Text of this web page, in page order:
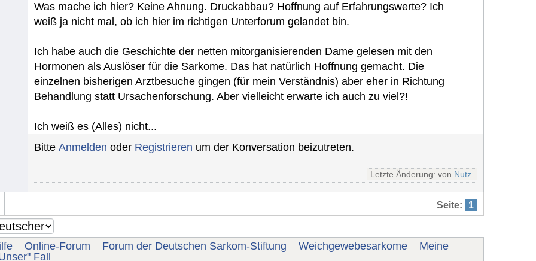
Was mache ich hier? Keine Ahnung. Druckabbau? Hoffnung auf Erfahrungswerte? Ich
weiß ja nicht mal, ob ich hier im richtigen Unterforum gelandet bin.
Ich habe auch die Geschichte der netten mitorganisierenden Dame gelesen mit den
Hormonen als Auslöser für die Sarkome. Das hat natürlich Hoffnung gemacht. Die
einzelnen bisherigen Arztbesuche gingen (für mein Verständnis) aber eher in Richtung
Behandlung statt Ursachenforschung. Aber vielleicht erwarte ich auch zu viel?!
Ich weiß es (Alles) nicht...
Bitte Anmelden oder Registrieren um der Konversation beizutreten.
Letzte Änderung: von Nutz.
Seite: 1
Online-Forum Forum der Deutschen Sarkom-Stiftung Weichgewebesarkome
Meine
Fall